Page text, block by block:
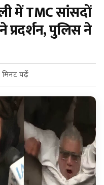
में TMC सांसदों
पुलिस ने
मिनट पढ़ें